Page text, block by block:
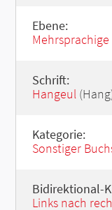
Ebene:
Mehrsprachige
Schrift:
Hangeul
Kategorie:
Sonstiger
Bidirektional-
Links nach